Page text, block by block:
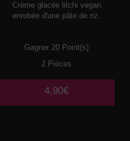
Crème glacée litchi vegan
enrobée d'une pâte de riz.
Gagner 20 Point(s)
2 Pièces
4.90€